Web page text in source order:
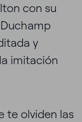
con su
y
imitación
te olviden las